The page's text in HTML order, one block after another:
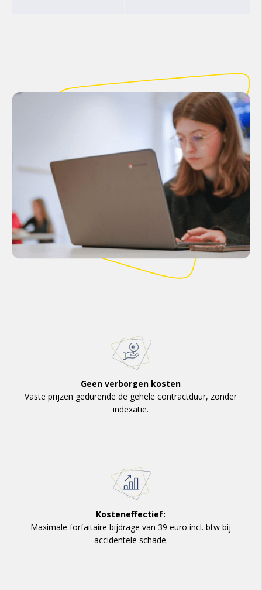
Geen verborgen kosten
Vaste prijzen gedurende de gehele contractduur, zonder
indexatie.
Kosteneffectief:
Maximale forfaitaire bijdrage van 39 euro incl. btw bij
accidentele schade.